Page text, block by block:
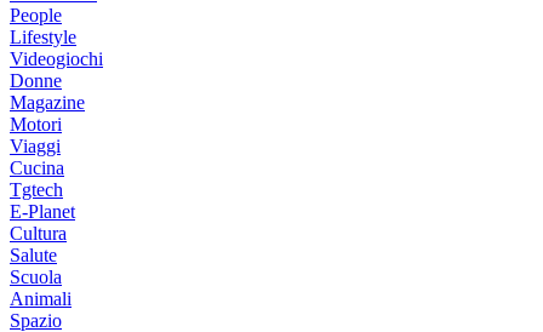
People
Lifestyle
Videogiochi
Donne
Magazine
Motori
Viaggi
Cucina
Tgtech
E-Planet
Cultura
Salute
Scuola
Animali
Spazio